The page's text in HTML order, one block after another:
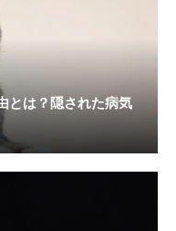
とは？隠された病気